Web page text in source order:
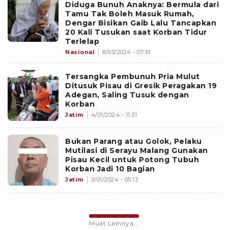
Diduga Bunuh Anaknya: Bermula dari
Tamu Tak Boleh Masuk Rumah,
Dengar Bisikan Gaib Lalu Tancapkan
20 Kali Tusukan saat Korban Tidur
Terlelap
Nasional 8/03/2024 - 07:51
Tersangka Pembunuh Pria Mulut
Ditusuk Pisau di Gresik Peragakan 19
Adegan, Saling Tusuk dengan
Korban
Jatim 4/01/2024 - 11:31
Bukan Parang atau Golok, Pelaku
Mutilasi di Serayu Malang Gunakan
Pisau Kecil untuk Potong Tubuh
Korban Jadi 10 Bagian
Jatim 3/01/2024 - 05:13
Muat Lainnya...